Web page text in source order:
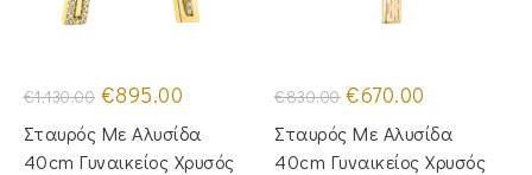
€1,130.00 Original
price
was:
€1,130.00.
€895.00
τιμή
είναι:
€895.00.
Σταυρός Mε Aλυσίδα
40cm Γυναικείος Χρυσός
€830.00 Original
price
was:
€830.00.
€670.00
τιμή
είναι:
€670.00.
Σταυρός Με Αλυσίδα
40cm Γυναικείος Χρυσός